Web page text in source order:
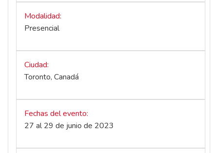
Modalidad
Presencial
Ciudad
Toronto, Canadá
Fechas del evento
27 al 29 de junio de 2023